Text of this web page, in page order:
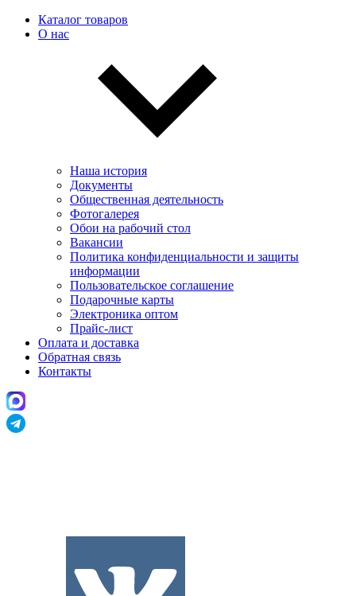
Каталог товаров
О нас
Наша история
Документы
Общественная деятельность
Фотогалерея
Обои на рабочий стол
Вакансии
Политика конфиденциальности и защиты
информации
Пользовательскоe соглашение
Подарочные карты
Электроника оптом
Прайс-лист
Оплата и доставка
Обратная связь
Контакты